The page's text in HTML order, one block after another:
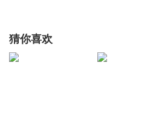
猜你喜欢